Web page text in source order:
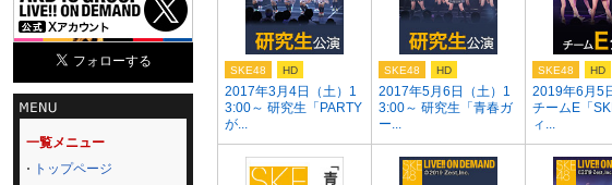
一覧メニュー
トップページ
2017年3月4日（土）1
3:00～ 研究生「PARTY
が...
SKE48 HD
2017年5月6日（土）1
3:00～ 研究生「青春ガ
ー...
SKE48 HD
2019年6月5
チームE「
ィ...
SKE48 HD